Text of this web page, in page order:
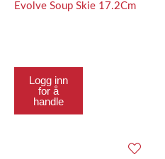
Evolve Soup Skie 17.2Cm
Logg inn
for å
handle